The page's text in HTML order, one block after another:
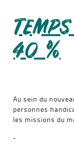
40 %
Au sein du
personnes
les missions du